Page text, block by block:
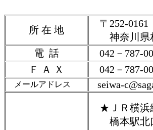
所 在 地
〒252-0161
神奈川県相
電 話
042－787-
Ｆ Ａ Ｘ
042－787-
メールアドレス seiwa-
★ＪＲ横浜
橋本駅北